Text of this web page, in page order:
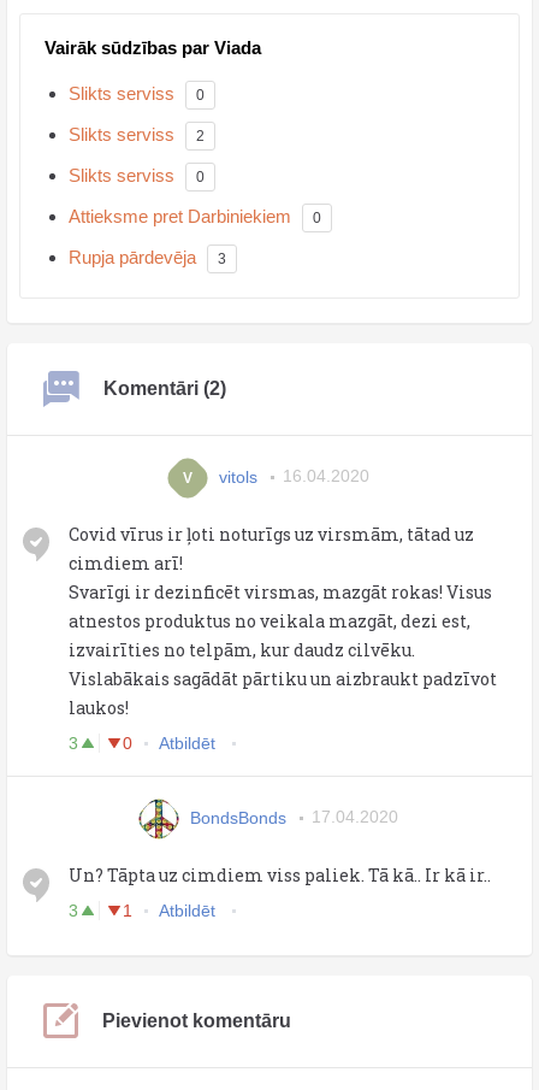
Vairāk sūdzības par Viada
Slikts serviss 0
Slikts serviss 2
Slikts serviss 0
Attieksme pret Darbiniekiem 0
Rupja pārdevēja 3
Komentāri (2)
V vitols 16.04.2020
Covid vīrus ir ļoti noturīgs uz virsmām, tātad uz
cimdiem arī!
Svarīgi ir dezinficēt virsmas, mazgāt rokas! Visus
atnestos produktus no veikala mazgāt, dezi est,
izvairīties no telpām, kur daudz cilvēku.
Vislabākais sagādāt pārtiku un aizbraukt padzīvot
laukos!
3 0 Atbildēt
BondsBonds 17.04.2020
Un? Tāpta uz cimdiem viss paliek. Tā kā.. Ir kā ir..
3 1 Atbildēt
Pievienot komentāru